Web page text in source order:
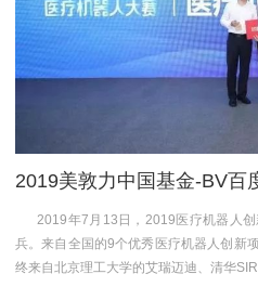
2019年7月13日，2019医疗机器人创
兵。来自全国的9个优秀医疗机器人创新
终来自北京理工大学的艾瑞迈迪、清华